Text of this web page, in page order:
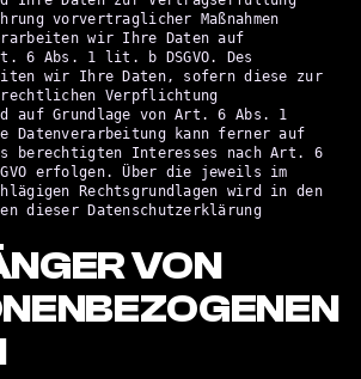
vorvertraglicher Maßnahmen
wir Ihre Daten auf
6 Abs. 1 lit. b DSGVO. Des
wir Ihre Daten, sofern diese zur
Verpflichtung
auf Grundlage von Art. 6 Abs. 1
Datenverarbeitung kann ferner auf
berechtigten Interesses nach Art. 6
erfolgen. Über die jeweils im
Rechtsgrundlagen wird in den
dieser Datenschutzerklärung
VON